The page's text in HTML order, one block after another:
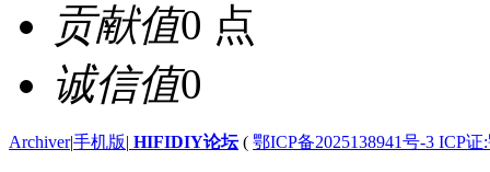
贡献值0 点
诚信值0
Archiver|手机版| HIFIDIY论坛( 鄂ICP备2025138941号-3 ICP